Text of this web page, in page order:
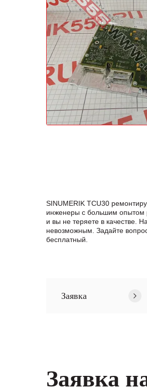
SINUMERIK TCU30
инженеры с большим опытом
и вы не теряете в качестве.
невозможным. Задайте
бесплатный.
Заявка
Заявка